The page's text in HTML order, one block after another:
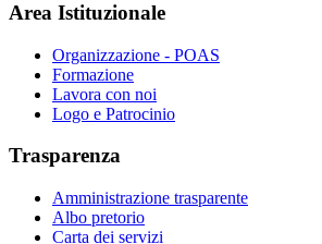
Area Istituzionale
Organizzazione - POAS
Formazione
Lavora con noi
Logo e Patrocinio
Trasparenza
Amministrazione trasparente
Albo pretorio
Carta dei servizi